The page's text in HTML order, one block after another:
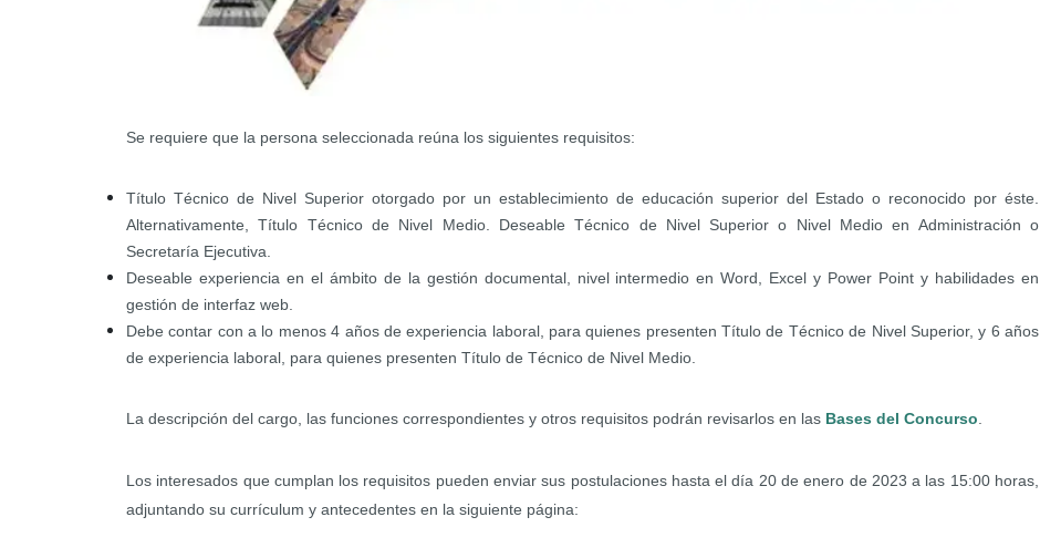
Se requiere que la persona seleccionada reúna los siguientes requisitos:
Título Técnico de Nivel Superior otorgado por un establecimiento de educación superior del Estado o reconocido por éste.
Alternativamente, Título Técnico de Nivel Medio. Deseable Técnico de Nivel Superior o Nivel Medio en Administración o
Secretaría Ejecutiva.
Deseable experiencia en el ámbito de la gestión documental, nivel intermedio en Word, Excel y Power Point y habilidades en
gestión de interfaz web.
Debe contar con a lo menos 4 años de experiencia laboral, para quienes presenten Título de Técnico de Nivel Superior, y 6 años
de experiencia laboral, para quienes presenten Título de Técnico de Nivel Medio.
La descripción del cargo, las funciones correspondientes y otros requisitos podrán revisarlos en las Bases del Concurso
Los interesados que cumplan los requisitos pueden enviar sus postulaciones hasta el día 20 de enero de 2023 a las 15:00 horas,
adjuntando su currículum y antecedentes en la siguiente página: